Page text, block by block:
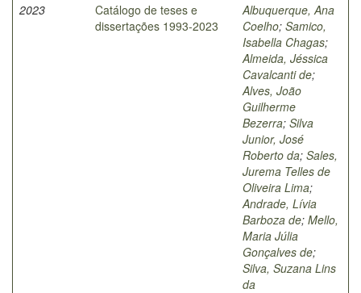
2023
Catálogo de teses e
dissertações 1993-2023
Albuquerque, Ana
Coelho; Samico,
Isabella Chagas;
Almeida, Jéssica
Cavalcanti de;
Alves, João
Guilherme
Bezerra; Silva
Junior, José
Roberto da; Sales,
Jurema Telles de
Oliveira Lima;
Andrade, Lívia
Barboza de; Mello,
Maria Júlia
Gonçalves de;
Silva, Suzana Lins
da